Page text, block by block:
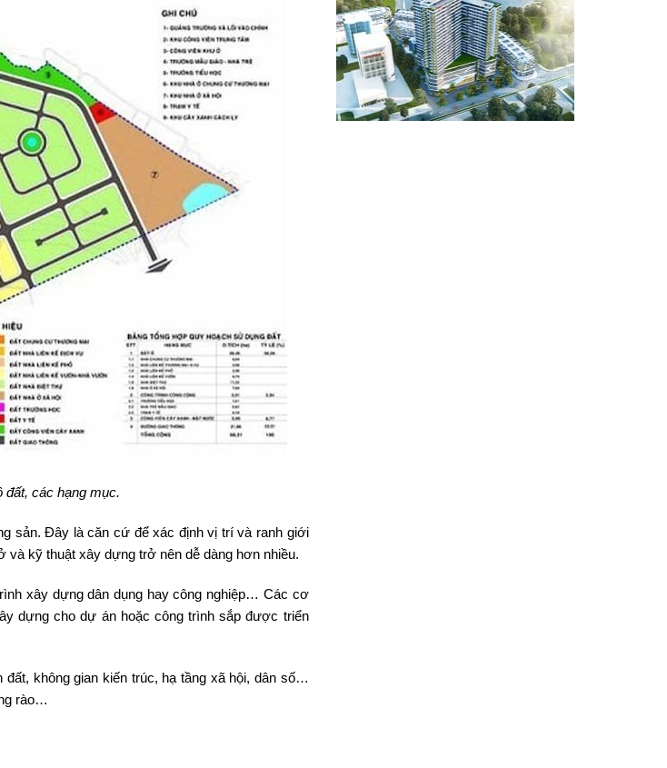
các hạng mục.
sản. Đây là căn cứ để xác định vị trí và ranh giới
kỹ thuật xây dựng trở nên dễ dàng hơn nhiều.
xây dựng dân dụng hay công nghiệp… Các cơ
dựng cho dự án hoặc công trình sắp được triển
không gian kiến trúc, hạ tầng xã hội, dân số…
rào…